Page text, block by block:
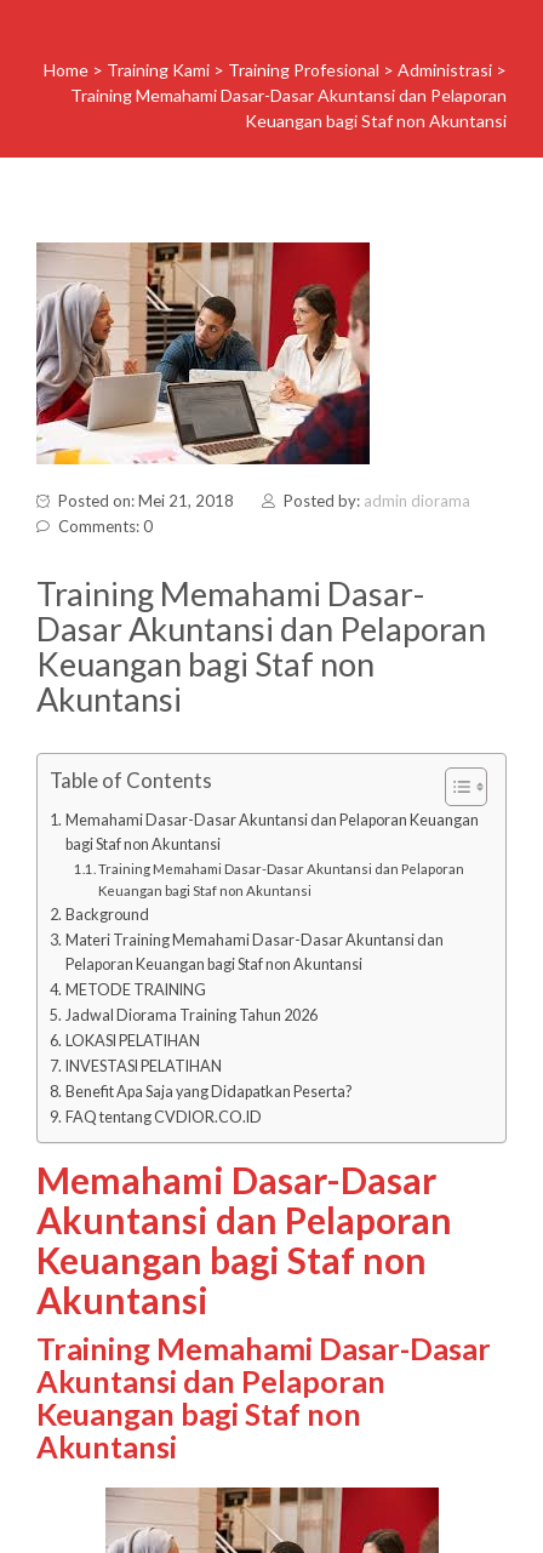
Home > Training Kami > Training Profesional > Administrasi >
Training Memahami Dasar-Dasar Akuntansi dan Pelaporan
Keuangan bagi Staf non Akuntansi
Posted on: Mei 21, 2018 Posted by: admin diorama
Comments: 0
Training Memahami Dasar-
Dasar Akuntansi dan Pelaporan
Keuangan bagi Staf non
Akuntansi
Table of Contents
Memahami Dasar-Dasar Akuntansi dan Pelaporan Keuangan
bagi Staf non Akuntansi
Training Memahami Dasar-Dasar Akuntansi dan Pelaporan
Keuangan bagi Staf non Akuntansi
Background
Materi Training Memahami Dasar-Dasar Akuntansi dan
Pelaporan Keuangan bagi Staf non Akuntansi
METODE TRAINING
Jadwal Diorama Training Tahun 2026
LOKASI PELATIHAN
INVESTASI PELATIHAN
Benefit Apa Saja yang Didapatkan Peserta?
FAQ tentang CVDIOR.CO.ID
Memahami Dasar-Dasar
Akuntansi dan Pelaporan
Keuangan bagi Staf non
Akuntansi
Training Memahami Dasar-Dasar
Akuntansi dan Pelaporan
Keuangan bagi Staf non
Akuntansi